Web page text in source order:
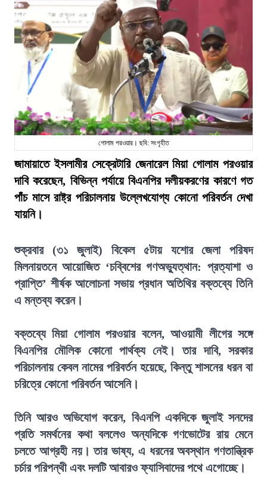
গোলাম পরওয়ার। ছবি: সংগৃহীত
জামায়াতে ইসলামীর সেক্রেটারি জেনারেল মিয়া গোলাম পরওয়ার
দাবি করেছেন, বিভিন্ন পর্যায়ে বিএনপির দলীয়করণের কারণে গত
পাঁচ মাসে রাষ্ট্র পরিচালনায় উল্লেখযোগ্য কোনো পরিবর্তন দেখা
যায়নি।
শুক্রবার (৩১ জুলাই) বিকেল ৫টায় যশোর জেলা পরিষদ
মিলনায়তনে আয়োজিত ‘চব্বিশের গণঅভ্যুত্থান: প্রত্যাশা ও
প্রাপ্তি’ শীর্ষক আলোচনা সভায় প্রধান অতিথির বক্তব্যে তিনি
এ মন্তব্য করেন।
বক্তব্যে মিয়া গোলাম পরওয়ার বলেন, আওয়ামী লীগের সঙ্গে
বিএনপির মৌলিক কোনো পার্থক্য নেই। তার দাবি, সরকার
পরিচালনায় কেবল নামের পরিবর্তন হয়েছে, কিন্তু শাসনের ধরন বা
চরিত্রে কোনো পরিবর্তন আসেনি।
তিনি আরও অভিযোগ করেন, বিএনপি একদিকে জুলাই সনদের
প্রতি সমর্থনের কথা বললেও অন্যদিকে গণভোটের রায় মেনে
চলতে আগ্রহী নয়। তার ভাষ্য, এ ধরনের অবস্থান গণতান্ত্রিক
চর্চার পরিপন্থী এবং দলটি আবারও ফ্যাসিবাদের পথে এগোচ্ছে।